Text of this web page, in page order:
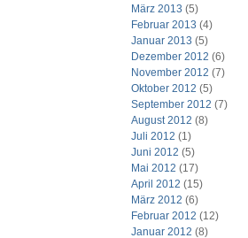
März 2013 (5)
Februar 2013 (4)
Januar 2013 (5)
Dezember 2012 (6)
November 2012 (7)
Oktober 2012 (5)
September 2012 (7)
August 2012 (8)
Juli 2012 (1)
Juni 2012 (5)
Mai 2012 (17)
April 2012 (15)
März 2012 (6)
Februar 2012 (12)
Januar 2012 (8)